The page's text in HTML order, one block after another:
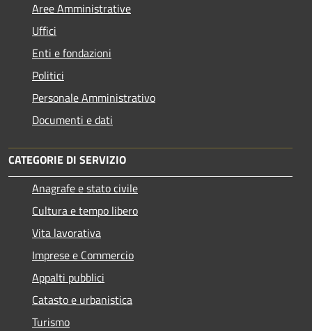
Aree Amministrative
Uffici
Enti e fondazioni
Politici
Personale Amministrativo
Documenti e dati
CATEGORIE DI SERVIZIO
Anagrafe e stato civile
Cultura e tempo libero
Vita lavorativa
Imprese e Commercio
Appalti pubblici
Catasto e urbanistica
Turismo